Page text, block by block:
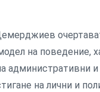
на поведение,
административни и
на лични и